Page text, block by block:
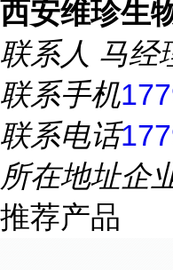
西安维珍生
联系人 马经
联系手机
联系电话
所在地址企
推荐产品